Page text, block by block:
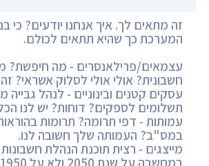
זה מתאים לך. איך אנחנו יודעים? כי
המערכת כך שהיא תתאים לכולם.
עצמאים/פרילאנסרים - מה חיפשת?
חשבונית? אולי אולי לסלוק אשראי?
עסקים קטנים ובינוניים - לנהל גבייה
תשלומים לספקים? דוחות? יש לנו
עמותות - דפי תרומה? תרומות
במס"ב? העמותה שלך חשובה לנו.
מייצגים - רצית תוכנת הנהלת